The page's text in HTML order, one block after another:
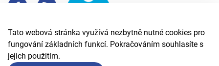
Tato webová stránka využívá nezbytně nutné cookies pro
fungování základních funkcí. Pokračováním souhlasíte s
jejich použitím.